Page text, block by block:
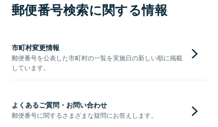
郵便番号検索に関する情報
市町村変更情報
郵便番号を公表した市町村の一覧を実施日の新しい順に掲載
しています。
よくあるご質問・お問い合わせ
郵便番号に関するさまざまな疑問にお答えします。